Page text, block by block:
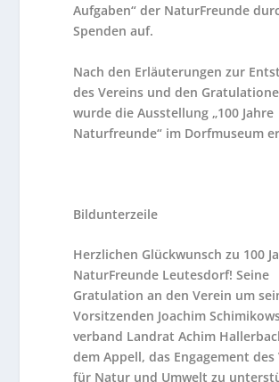
Aufgaben“ der NaturFreunde
Spenden auf.
Nach den Erläuterungen zur
des Vereins und den
wurde die Ausstellung „100 Jahre
Naturfreunde“ im Dorfmuseum
Bildunterzeile
Herzlichen Glückwunsch zu 100
NaturFreunde Leutesdorf! Seine
Gratulation an den Verein um
Vorsitzenden Joachim
verband Landrat Achim
dem Appell, das Engagement des
für Natur und Umwelt zu